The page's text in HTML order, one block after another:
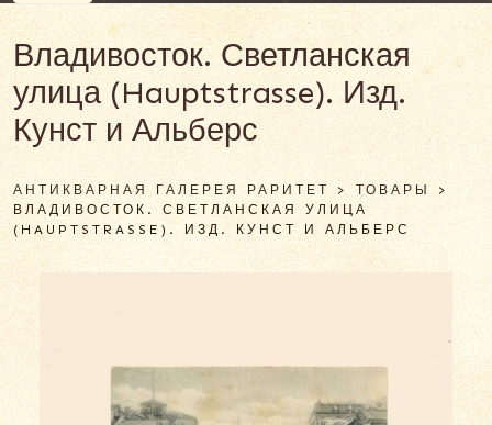
Владивосток. Светланская
улица (Hauptstrasse). Изд.
Кунст и Альберс
АНТИКВАРНАЯ ГАЛЕРЕЯ РАРИТЕТ >ТОВАРЫ >
ВЛАДИВОСТОК. СВЕТЛАНСКАЯ УЛИЦА
(HAUPTSTRASSE). ИЗД. КУНСТ И АЛЬБЕРС